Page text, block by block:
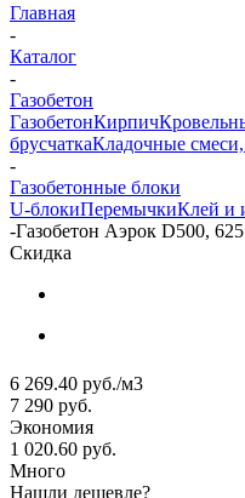
Главная
-
Каталог
-
Газобетон
ГазобетонКирпич
брусчаткаКладочные
-
Газобетонные блоки
U-блокиПеремычкиКлей и
-Газобетон Аэрок D500,
Скидка
6 269.40 руб./м3
7 290 руб.
Экономия
1 020.60 руб.
Много
Нашли дешевле?